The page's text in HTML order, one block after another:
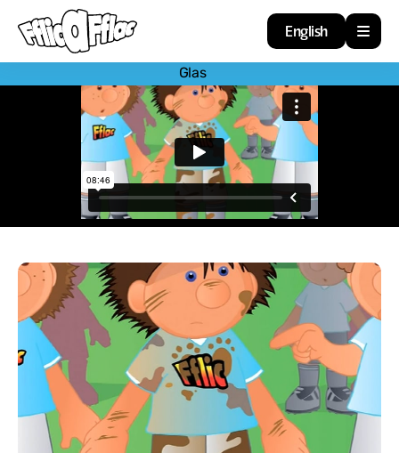
Cartref
Adnoddau
Amdan
Arweiniad
English
Glas